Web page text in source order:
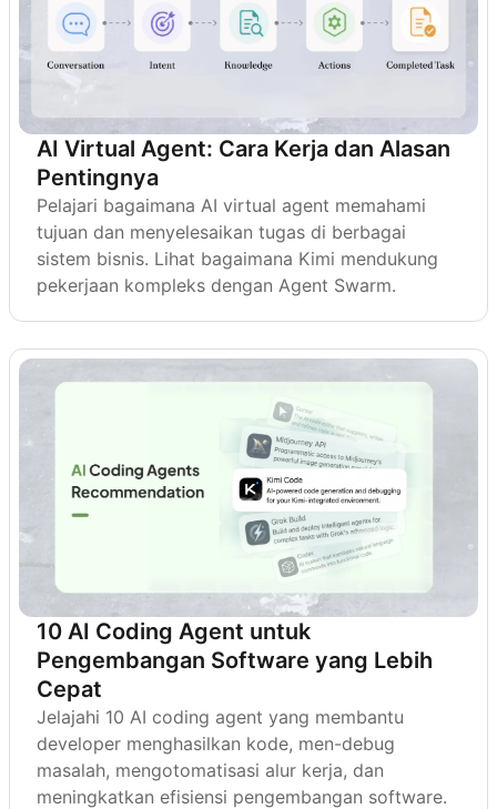
AI Virtual Agent: Cara Kerja dan Alasan
Pentingnya
Pelajari bagaimana AI virtual agent memahami
tujuan dan menyelesaikan tugas di berbagai
sistem bisnis. Lihat bagaimana Kimi mendukung
pekerjaan kompleks dengan Agent Swarm.
10 AI Coding Agent untuk
Pengembangan Software yang Lebih
Cepat
Jelajahi 10 AI coding agent yang membantu
developer menghasilkan kode, men-debug
masalah, mengotomatisasi alur kerja, dan
meningkatkan efisiensi pengembangan software.